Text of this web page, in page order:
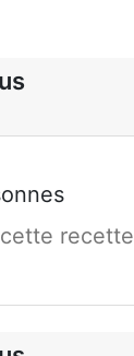
recette
appreciate